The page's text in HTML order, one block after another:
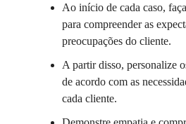
Ao início de cada caso,
para compreender as
preocupações do cliente.
A partir disso, personalize
de acordo com as
cada cliente.